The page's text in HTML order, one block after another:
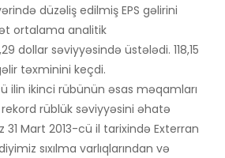
düzəliş edilmiş EPS gəlirini
ortalama analitik
dollar səviyyəsində üstələdi. 118,15
təxminini keçdi.
ilin ikinci rübünün əsas məqamları
rekord rüblük səviyyəsini əhatə
Mart 2013-cü il tarixində Exterran
sıxılma varlıqlarından və